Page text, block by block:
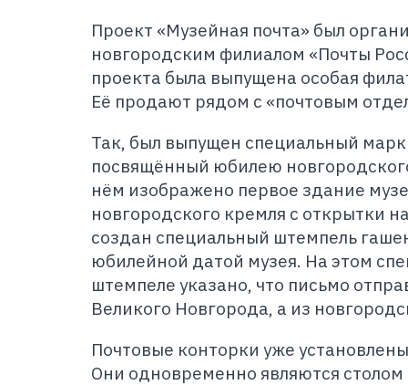
Проект «Музейная почта» был
новгородским филиалом «Почты
проекта была выпущена особая
Её продают рядом с «почтовым
Так, был выпущен специальный
посвящённый юбилею
нём изображено первое здание
новгородского кремля с открытки
создан специальный штемпель
юбилейной датой музея. На этом
штемпеле указано, что письмо
Великого Новгорода, а из
Почтовые конторки уже
Они одновременно являются